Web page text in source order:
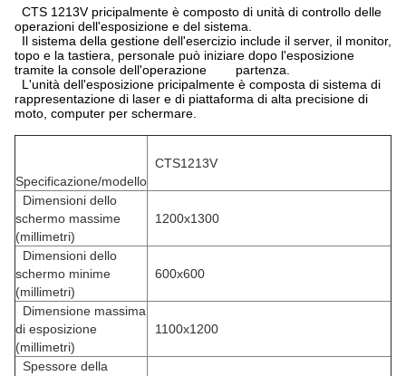
CTS 1213V pricipalmente è composto di unità di controllo delle
operazioni dell'esposizione e del sistema.
Il sistema della gestione dell'esercizio include il server, il monitor,
topo e la tastiera, personale può iniziare dopo l'esposizione
tramite la console dell'operazione partenza.
L'unità dell'esposizione pricipalmente è composta di sistema di
rappresentazione di laser e di piattaforma di alta precisione di
moto, computer per schermare.
Specificazione/modello
CTS1213V
Dimensioni dello
schermo massime
(millimetri)
1200x1300
Dimensioni dello
schermo minime
(millimetri)
600x600
Dimensione massima
di esposizione
(millimetri)
1100x1200
Spessore della